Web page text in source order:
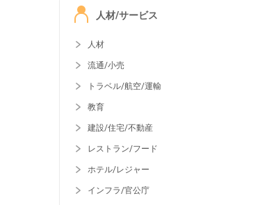
人材/サービス
人材
流通/小売
トラベル/航空/運輸
教育
建設/住宅/不動産
レストラン/フード
ホテル/レジャー
インフラ/官公庁